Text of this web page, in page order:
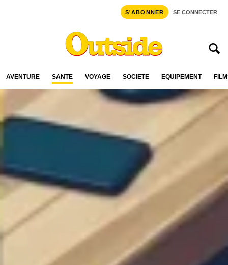
S'ABONNER SE CONNECTER
AVENTURE SANTÉ VOYAGE SOCIÉTÉ ÉQUIPEMENT